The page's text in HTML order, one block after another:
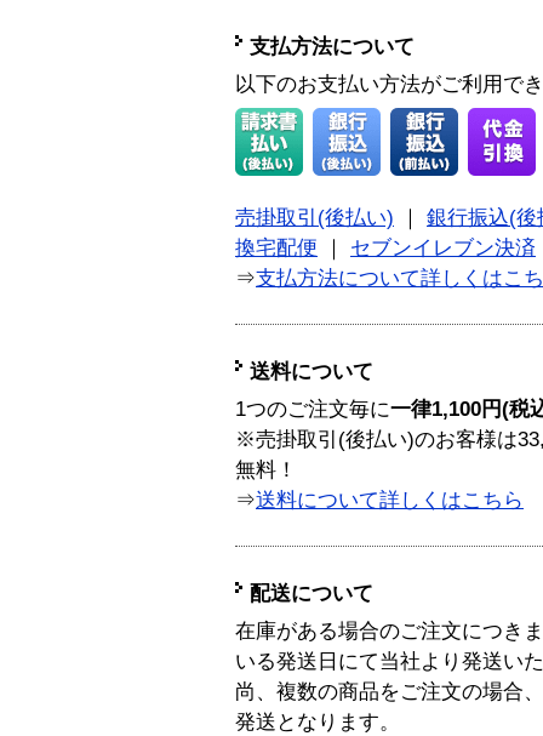
支払方法について
以下のお支払い方法がご利用で
売掛取引(後払い)
銀行振込(後
換宅配便
セブンイレブン決済
⇒支払方法について詳しくはこ
送料について
1つのご注文毎に一律1,100円(税
※売掛取引(後払い)のお客様は
無料！
⇒送料について詳しくはこちら
配送について
在庫がある場合のご注文につき
いる発送日にて当社より発送い
尚、複数の商品をご注文の場合
発送となります。